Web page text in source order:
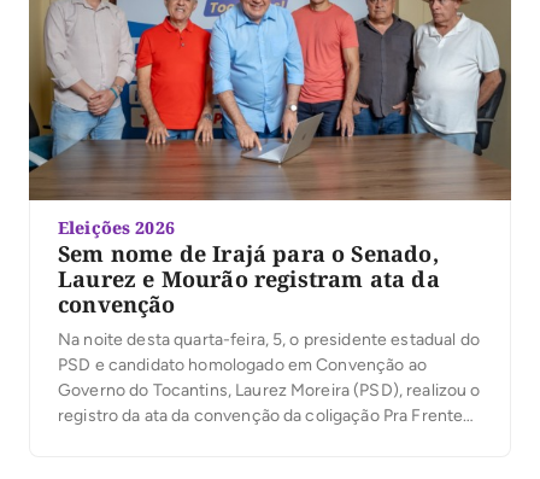
Eleições 2026
Sem nome de Irajá para o Senado,
Laurez e Mourão registram ata da
convenção
Na noite desta quarta-feira, 5, o presidente estadual do
PSD e candidato homologado em Convenção ao
Governo do Tocantins, Laurez Moreira (PSD), realizou o
registro da ata da convenção da coligação Pra Frente